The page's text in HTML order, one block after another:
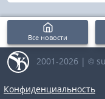
Все новости
2001-2026 | ©
Конфиденциальность